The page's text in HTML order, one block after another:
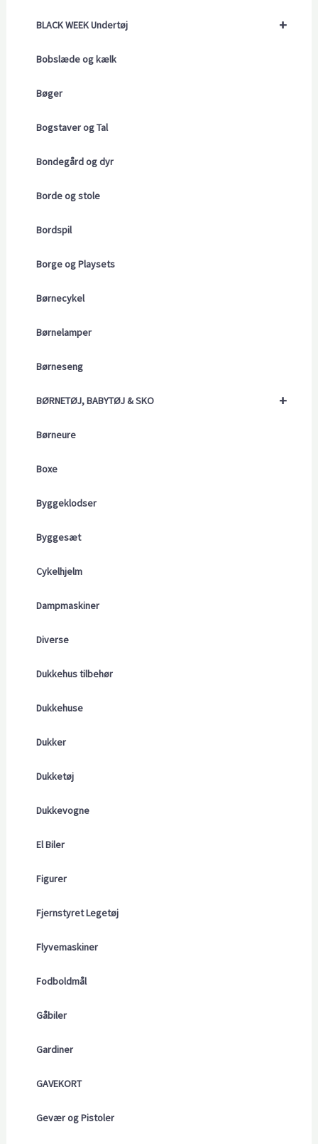
+
BLACK WEEK Undertøj
Bobslæde og kælk
Bøger
Bogstaver og Tal
Bondegård og dyr
Borde og stole
Bordspil
Borge og Playsets
Børnecykel
Børnelamper
Børneseng
+
BØRNETØJ, BABYTØJ & SKO
Børneure
Boxe
Byggeklodser
Byggesæt
Cykelhjelm
Dampmaskiner
Diverse
Dukkehus tilbehør
Dukkehuse
Dukker
Dukketøj
Dukkevogne
El Biler
Figurer
Fjernstyret Legetøj
Flyvemaskiner
Fodboldmål
Gåbiler
Gardiner
GAVEKORT
Gevær og Pistoler